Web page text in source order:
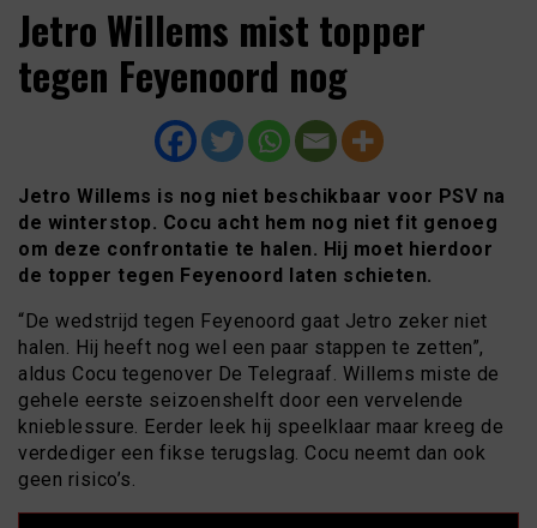
Jetro Willems mist topper
tegen Feyenoord nog
Jetro Willems is nog niet beschikbaar voor PSV na
de winterstop. Cocu acht hem nog niet fit genoeg
om deze confrontatie te halen. Hij moet hierdoor
de topper tegen Feyenoord laten schieten.
“De wedstrijd tegen Feyenoord gaat Jetro zeker niet
halen. Hij heeft nog wel een paar stappen te zetten”,
aldus Cocu tegenover De Telegraaf. Willems miste de
gehele eerste seizoenshelft door een vervelende
knieblessure. Eerder leek hij speelklaar maar kreeg de
verdediger een fikse terugslag. Cocu neemt dan ook
geen risico’s.